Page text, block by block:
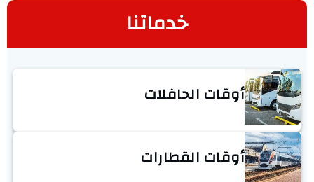
خدماتنا
أوقات الحافلات
أوقات القطارات